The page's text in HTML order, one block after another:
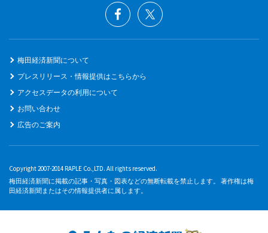
梅田経済新聞について
プレスリリース・情報提供はこちらから
アクセスデータの利用について
お問い合わせ
広告のご案内
Copyright 2007-2014 RAPLE Co.,LTD. All rights reserved.
梅田経済新聞に掲載の記事・写真・図表などの無断転載を禁止します。 著作権は梅
田経済新聞またはその情報提供者に属します。